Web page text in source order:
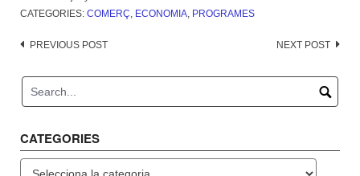
CATEGORIES: COMERÇ, ECONOMIA, PROGRAMES
Post
PREVIOUS POST NEXT POST
CATEGORIES